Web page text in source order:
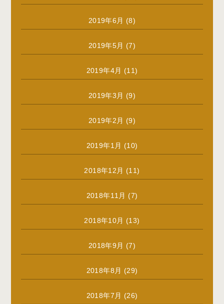
2019年6月 (8)
2019年5月 (7)
2019年4月 (11)
2019年3月 (9)
2019年2月 (9)
2019年1月 (10)
2018年12月 (11)
2018年11月 (7)
2018年10月 (13)
2018年9月 (7)
2018年8月 (29)
2018年7月 (26)